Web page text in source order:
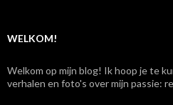
WELKOM!
Welkom op mijn blog! Ik hoop je te
verhalen en foto's over mijn passie: